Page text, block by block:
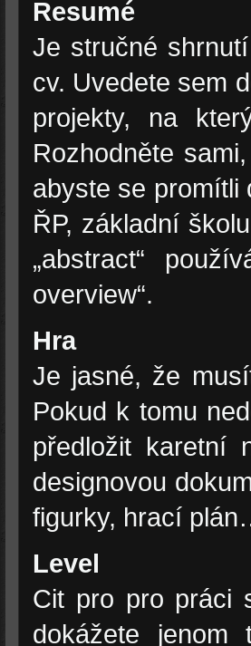
Resumé
Je stručné
cv. Uvedete sem
projekty, na
Rozhodněte
abyste se promítli
ŘP, základní
„abstract“
overview“.
Hra
Je jasné, že
Pokud k tomu
předložit karetní
designovou
figurky, hrací
Level
Cit pro pro práci
dokážete jenom